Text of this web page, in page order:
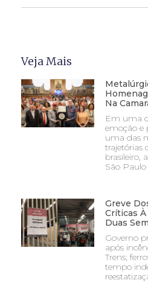
Veja Mais
Na
Em uma
emoção e
uma das
trajetórias
brasileiro,
São Paulo
Greve
Críticas
Duas
Governo
após
Trens;
tempo